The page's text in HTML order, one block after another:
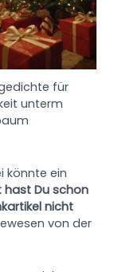
für
unterm
könnte ein
hast Du schon
nicht
von der